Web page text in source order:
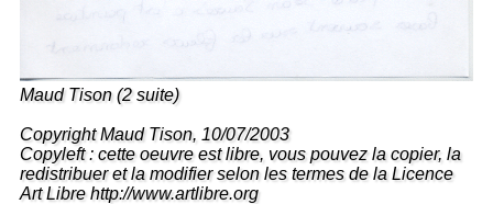
Maud Tison (2 suite)
Copyright Maud Tison, 10/07/2003
Copyleft : cette oeuvre est libre, vous pouvez la copier, la
redistribuer et la modifier selon les termes de la Licence
Art Libre http://www.artlibre.org